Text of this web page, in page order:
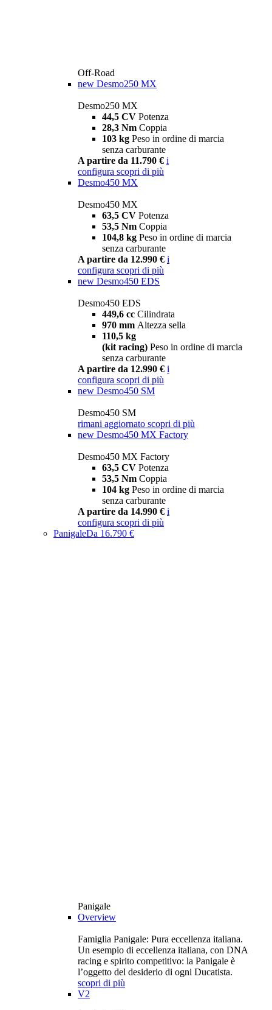
Off-Road
new Desmo250 MX
Desmo250 MX
44,5 CV Potenza
28,3 Nm Coppia
103 kg Peso in ordine di marcia
senza carburante
A partire da 11.790 € i
configura scopri di più
Desmo450 MX
Desmo450 MX
63,5 CV Potenza
53,5 Nm Coppia
104,8 kg Peso in ordine di marcia
senza carburante
A partire da 12.990 € i
configura scopri di più
new Desmo450 EDS
Desmo450 EDS
449,6 cc Cilindrata
970 mm Altezza sella
110,5 kg
(kit racing) Peso in ordine di marcia
senza carburante
A partire da 12.990 € i
configura scopri di più
new Desmo450 SM
Desmo450 SM
rimani aggiornato scopri di più
new Desmo450 MX Factory
Desmo450 MX Factory
63,5 CV Potenza
53,5 Nm Coppia
104 kg Peso in ordine di marcia
senza carburante
A partire da 14.990 € i
configura scopri di più
PanigaleDa 16.790 €
Panigale
Overview
Famiglia Panigale: Pura eccellenza italiana.
Un esempio di eccellenza italiana, con DNA
racing e spirito competitivo: la Panigale è
l’oggetto del desiderio di ogni Ducatista.
scopri di più
V2